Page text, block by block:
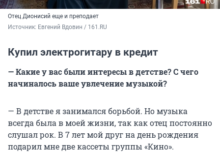
Отец Дионисий еще и преподает
Источник: Евгений Вдовин / 161.RU
Купил электрогитару в кредит
— Какие у вас были интересы в детстве? С чего
начиналось ваше увлечение музыкой?
— В детстве я занимался борьбой. Но музыка
всегда была в моей жизни, так как отец постоянно
слушал рок. В 7 лет мой друг на день рождения
подарил мне две кассеты группы «Кино».